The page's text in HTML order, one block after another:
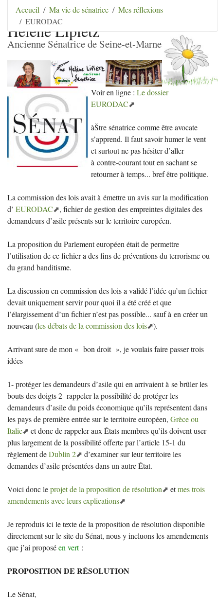
Aller au contenu Aller au menu
Aller au menu
secondaire|Aller à la recherche
Hélène Lipietz
Ancienne Sénatrice de Seine-et-Marne
Accueil Ma vie de sénatrice
Mes réflexions
EURODAC
Voir en ligne :Le dossier
EURODAC
àŠtre sénatrice comme être avocate
s’apprend. Il faut savoir humer le vent
et surtout ne pas hésiter d’aller
à contre-courant tout en sachant se
retourner à temps... bref être politique.
La commission des lois avait à émettre un avis sur la modification
d’ EURODAC
, fichier de gestion des empreintes digitales des
demandeurs d’asile présents sur le territoire européen.
La proposition du Parlement européen était de permettre
l’utilisation de ce fichier a des fins de préventions du terrorisme ou
du grand banditisme.
La discussion en commission des lois a validé l’idée qu’un fichier
devait uniquement servir pour quoi il a été créé et que
l’élargissement d’un fichier n’est pas possible... sauf à en créer un
nouveau (les débats de la commission des lois ).
Arrivant sure de mon « bon droit », je voulais faire passer trois
idées
1- protéger les demandeurs d’asile qui en arrivaient à se brûler les
bouts des doigts 2- rappeler la possibilité de protéger les
demandeurs d’asile du poids économique qu’ils représentent dans
les pays de première entrée sur le territoire européen, Grèce ou
Italie
et donc de rappeler aux États membres qu’ils doivent user
plus largement de la possibilité offerte par l’article 15-1 du
règlement deDublin 2
d’examiner sur leur territoire les
demandes d’asile présentées dans un autre État.
Voici donc leprojet de la proposition de résolution etmes trois
amendements avec leurs explications
Je reproduis ici le texte de la proposition de résolution disponible
directement sur le site du Sénat, nous y incluons les amendements
que j’ai proposéen vert:
PROPOSITION DE RÉSOLUTION
Le Sénat,